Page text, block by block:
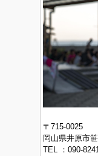
〒715-0025
岡山県井原市
TEL ：090-